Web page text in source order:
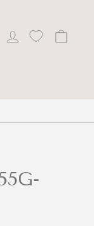
Log ind